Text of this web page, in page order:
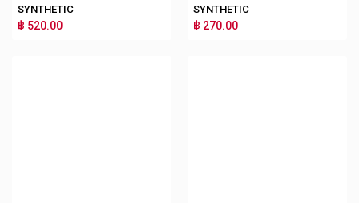
SYNTHETIC
฿ 520.00
SYNTHETIC
฿ 270.00